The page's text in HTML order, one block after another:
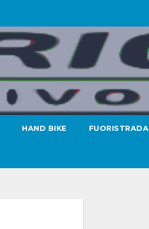
HAND BIKE FUORISTRADA